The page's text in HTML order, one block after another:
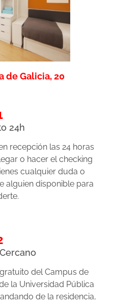
de Galicia, 20
24h
recepción las 24 horas
o hacer el checking
cualquier duda o
alguien disponible para
del Campus de
la Universidad Pública
de la residencia,